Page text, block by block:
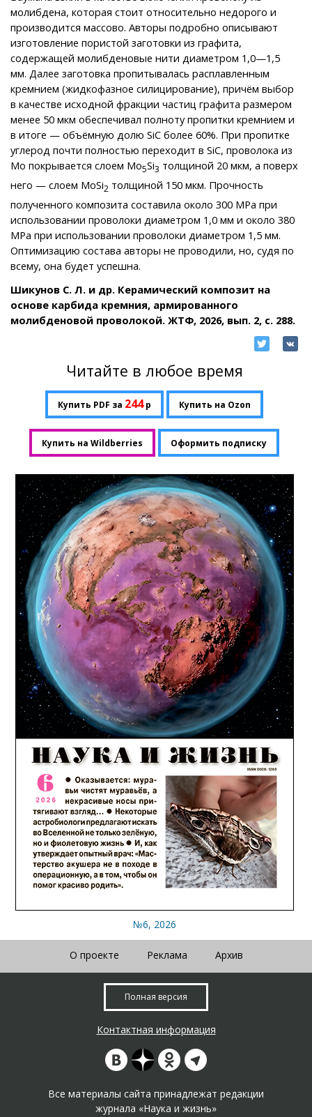
молибдена, которая стоит относительно недорого и
производится массово. Авторы подробно описывают
изготовление пористой заготовки из графита,
содержащей молибденовые нити диаметром 1,0—1,5
мм. Далее заготовка пропитывалась расплавленным
кремнием (жидкофазное силицирование), причём выбор
в качестве исходной фракции частиц графита размером
менее 50 мкм обеспечивал полноту пропитки кремнием и
в итоге — объёмную долю SiC более 60%. При пропитке
углерод почти полностью переходит в SiC, проволока из
Mo покрывается слоем Mo5Si3 толщиной 20 мкм, а поверх
него — слоем MoSi2 толщиной 150 мкм. Прочность
полученного композита составила около 300 MPa при
использовании проволоки диаметром 1,0 мм и около 380
MPa при использовании проволоки диаметром 1,5 мм.
Оптимизацию состава авторы не проводили, но, судя по
всему, она будет успешна.
Шикунов С. Л. и др. Керамический композит на
основе карбида кремния, армированного
молибденовой проволокой. ЖТФ, 2026, вып. 2, с. 288.
Читайте в любое время
Купить PDF за 244р Купить на Ozon
Купить на Wildberries Оформить подписку
№6, 2026
О проекте Реклама Архив
Полная версия
Контактная информация
Все материалы сайта принадлежат редакции
журнала «Наука и жизнь»